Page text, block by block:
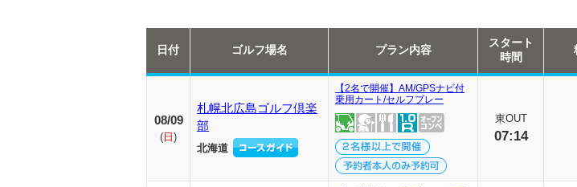
日付 ゴルフ場名 プラン内容
スタート
時間
08/09
( 日 )
札幌北広島ゴルフ倶楽
部
北海道
【2名で開催】AM/GPSナビ付
乗用カート/セルフプレー
東OUT
07:14